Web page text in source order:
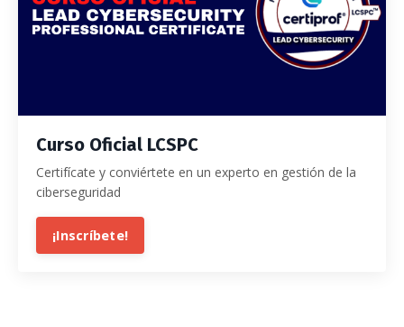
Curso Oficial LCSPC
Certifícate y conviértete en un experto en gestión de la
ciberseguridad
¡Inscríbete!